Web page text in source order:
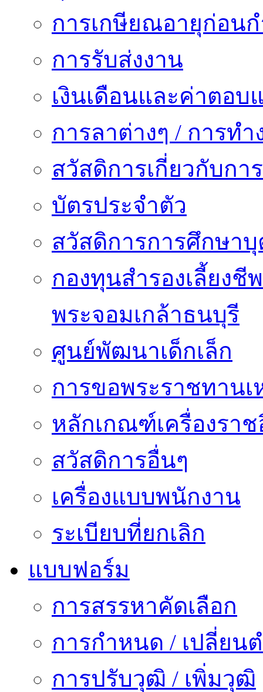
การเกษียณอายุก่อน
การรับส่งงาน
เงินเดือนและค่าตอบ
การลาต่างๆ / การทำ
สวัสดิการเกี่ยวกับกา
บัตรประจำตัว
สวัสดิการการศึกษาบุ
กองทุนสำรองเลี้ยง
พระจอมเกล้าธนบุรี
ศูนย์พัฒนาเด็กเล็ก
การขอพระราชทาน
หลักเกณฑ์เครื่องรา
สวัสดิการอื่นๆ
เครื่องแบบพนักงาน
ระเบียบที่ยกเลิก
แบบฟอร์ม
การสรรหาคัดเลือก
การกำหนด / เปลี่ยน
การปรับวุฒิ / เพิ่มวุฒิ